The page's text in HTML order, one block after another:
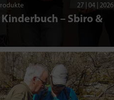
27 | 04 | 2026
Kinderbuch – Sbiro &